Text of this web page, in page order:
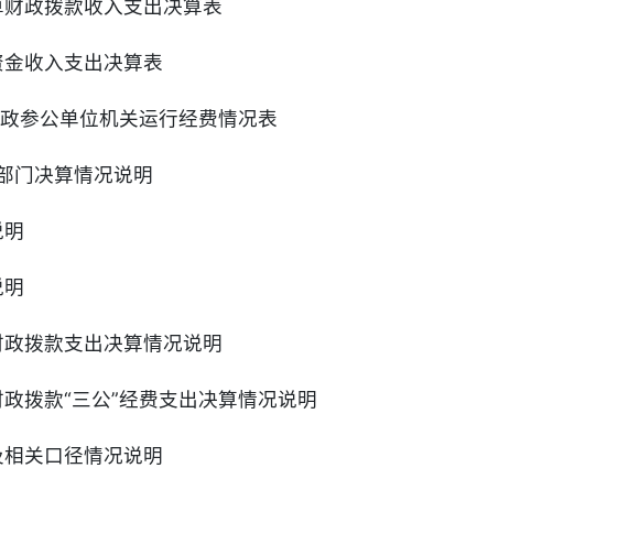
政拨款收入支出决算表
收入支出决算表
参公单位机关运行经费情况表
门决算情况说明
拨款支出决算情况说明
拨款“三公”经费支出决算情况说明
关口径情况说明